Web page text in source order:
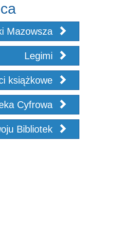
Mazowsza
Legimi
książkowe
Cyfrowa
Bibliotek